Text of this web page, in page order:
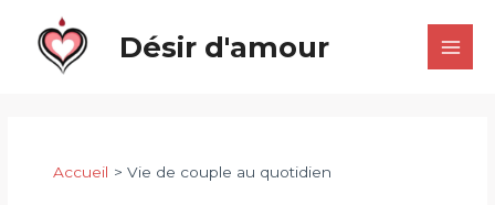
contenu
Désir d'amour
Main
Accueil Vie de couple au quotidien